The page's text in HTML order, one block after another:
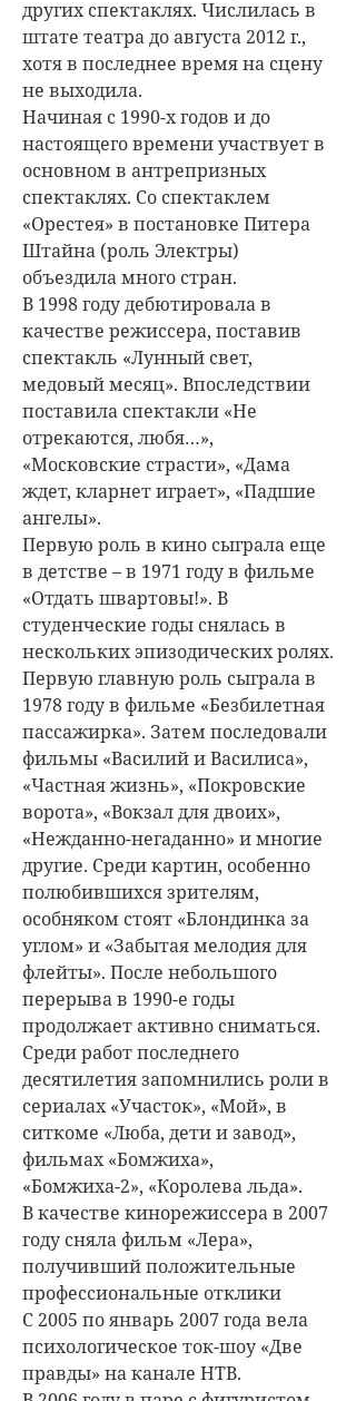
других спектаклях. Числилась в
штате театра до августа 2012 г.,
хотя в последнее время на сцену
не выходила.
Начиная с 1990-х годов и до
настоящего времени участвует в
основном в антрепризных
спектаклях. Со спектаклем
«Орестея» в постановке Питера
Штайна (роль Электры)
объездила много стран.
В 1998 году дебютировала в
качестве режиссера, поставив
спектакль «Лунный свет,
медовый месяц». Впоследствии
поставила спектакли «Не
отрекаются, любя…»,
«Московские страсти», «Дама
ждет, кларнет играет», «Падшие
ангелы».
Первую роль в кино сыграла еще
в детстве – в 1971 году в фильме
«Отдать швартовы!». В
студенческие годы снялась в
нескольких эпизодических ролях.
Первую главную роль сыграла в
1978 году в фильме «Безбилетная
пассажирка». Затем последовали
фильмы «Василий и Василиса»,
«Частная жизнь», «Покровские
ворота», «Вокзал для двоих»,
«Нежданно-негаданно» и многие
другие. Среди картин, особенно
полюбившихся зрителям,
особняком стоят «Блондинка за
углом» и «Забытая мелодия для
флейты». После небольшого
перерыва в 1990-е годы
продолжает активно сниматься.
Среди работ последнего
десятилетия запомнились роли в
сериалах «Участок», «Мой», в
ситкоме «Люба, дети и завод»,
фильмах «Бомжиха»,
«Бомжиха-2», «Королева льда».
В качестве кинорежиссера в 2007
году сняла фильм «Лера»,
получивший положительные
профессиональные отклики
С 2005 по январь 2007 года вела
психологическое ток-шоу «Две
правды» на канале НТВ.